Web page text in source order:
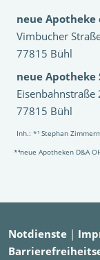
neue
Vimbucher
77815 Bühl
neue
Eisenbahnstraße
77815 Bühl
Inh.: *¹ Stephan
*⁴neue Apotheken D&A
Notdienste |